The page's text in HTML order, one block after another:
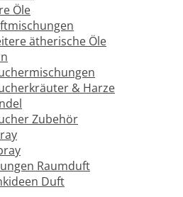
Öle
ätherische Öle
& Harze
Zubehör
Raumduft
Duft